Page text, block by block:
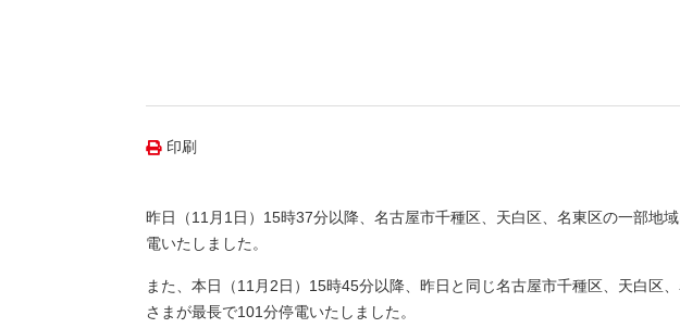
印刷
昨日（11月1日）15時37分以降、名古屋市千種区、天白区、名東区の一部地
電いたしました。
また、本日（11月2日）15時45分以降、昨日と同じ名古屋市千種区、天白区
さまが最長で101分停電いたしました。